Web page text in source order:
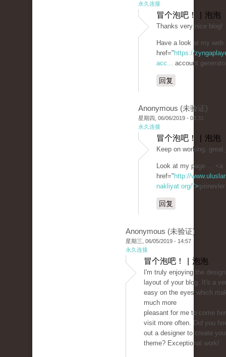
永久连接
冒个泡吧！ | 泡泡
Thanks very nice blog!
Have a look at my web
href=" https://
acc... account
回复
Anonymous (未验证)
星期四, 06/06/2019 - 03:31
永久连接
冒个泡吧！ | 泡泡
Keep on working, great
Look at my page ... <a
href=" http://
nakliyat.org/">
回复
Anonymous (未验证)
星期三, 06/05/2019 - 14:57
永久连接
冒个泡吧！ | 泡泡
I'm truly enjoying the
layout of your blog. It's a
easy on the eyes which
much more
pleasant for me to come
visit more often. Did you
out a designer to create
theme? Exceptional work!